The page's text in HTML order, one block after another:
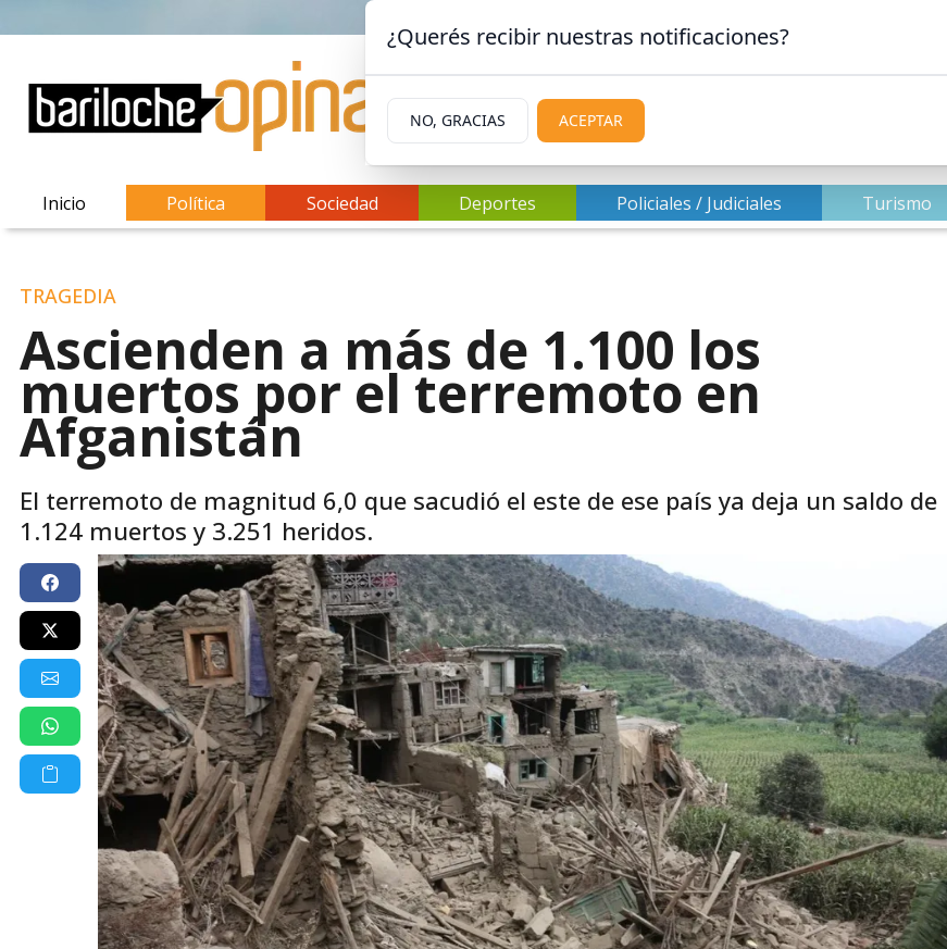
Inicio Política Sociedad Deportes Policiales / Judiciales Turismo
TRAGEDIA
Ascienden a más de 1.100 los
muertos por el terremoto en
Afganistán
El terremoto de magnitud 6,0 ​​que sacudió el este de ese país ya deja un saldo de
1.124 muertos y 3.251 heridos.
¿Querés recibir nuestras notificaciones?
NO, GRACIAS ACEPTAR